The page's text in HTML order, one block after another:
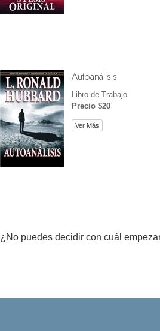
Autoanálisis
Libro de Trabajo
Precio $20
Ver Más
¿No puedes decidir con cuál